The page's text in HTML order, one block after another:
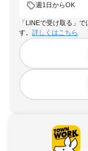
週1日からOK
「LINEで受け取る」
す。 詳しくはこちら